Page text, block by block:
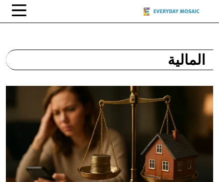
المالية